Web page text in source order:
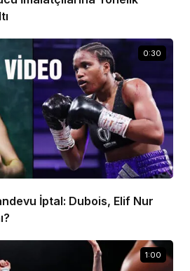
0:30
İptal: Dubois, Elif Nur
1:00